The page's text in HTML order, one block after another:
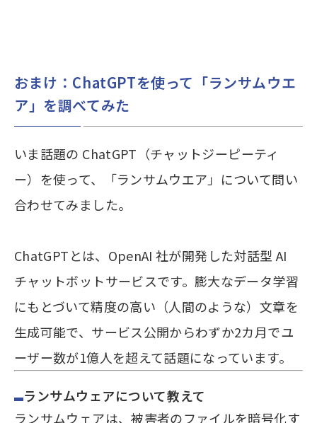
おまけ：ChatGPTを使って「ランサムウエ
ア」を調べてみた
いま話題の ChatGPT（チャットジーピーティ
ー）を使って、「ランサムウエア」について問い
合わせてみました。
ChatGPTとは、OpenAI 社が開発した対話型 AI
チャットボットサービスです。膨大なデータ学習
にもとづいて精度の高い（人間のような）文章を
生成可能で、サービス公開からわずか2カ月でユ
ーザー数が1億人を超えて話題になっています。
ランサムウェアについて教えて
ランサムウェアは、被害者のファイルを暗号化す